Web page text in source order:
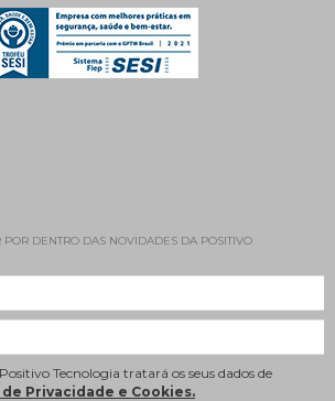
POR DENTRO DAS NOVIDADES DA POSITIVO
Tecnologia tratará os seus dados de
Privacidade e Cookies.